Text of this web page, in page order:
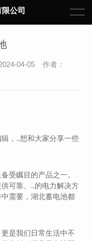
公司
04-05 作者：
，..想和大家分享一些
受瞩目的产品之一。
可靠、..的电力解决方
需要，湖北蓄电池都
是我们日常生活中不